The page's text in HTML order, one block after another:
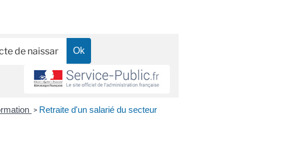
> Retraite d'un salarié du secteur